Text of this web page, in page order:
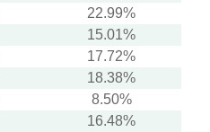
22.99%
15.01%
17.72%
18.38%
8.50%
16.48%